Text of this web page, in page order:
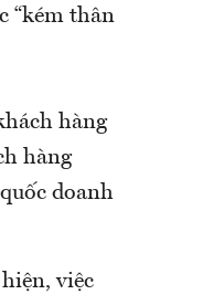
“kém thân
hàng
hàng
doanh
việc